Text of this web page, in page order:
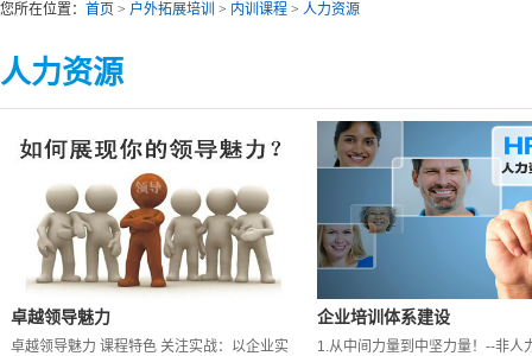
您所在位置： 首页 > 户外拓展培训 > 内训课程 > 人力资源
人力资源
卓越领导魅力
卓越领导魅力 课程特色 关注实战：以企业实
企业培训体系建设
1.从中间力量到中坚力量！--非人